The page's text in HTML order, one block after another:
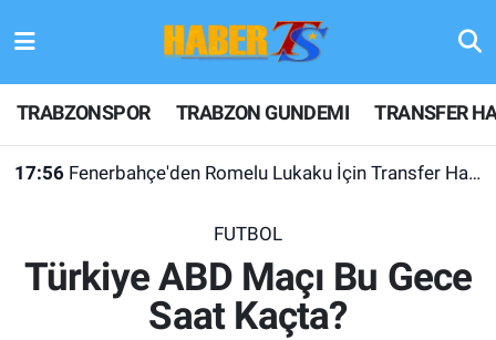
TRABZONSPOR TRABZON GUNDEMI TRANSFER
17:56 Fenerbahçe'den Romelu Lukaku İçin Transfer Hamlesi
FUTBOL
Türkiye ABD Maçı Bu Gece
Saat Kaçta?
TRABZONSPOR
TRABZON GUNDEMI
KULİS MEYDANI
Hava Durumu
Trafik Durumu
Son Dakika Haberleri